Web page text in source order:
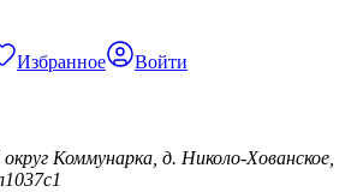
Избранное Войти
Коммунарка, д. Николо-Хованское,